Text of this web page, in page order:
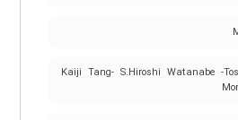
Kaiji Tang- S.Hiroshi Watanabe -